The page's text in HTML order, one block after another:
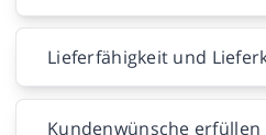
Die JOB AG kann
schnelle und
Vorstellungen ist. Wir
Lieferfähigkeit und
Seit nun knapp 20 Jahren
Kundenwünsche erfüllen